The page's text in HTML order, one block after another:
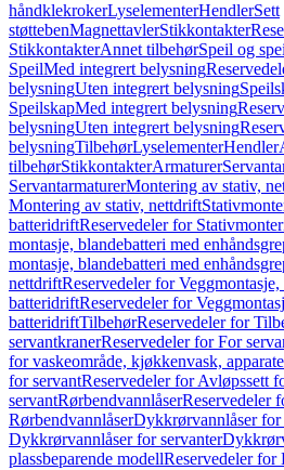
håndklekrokerLyselementerHendlerSett
støttebenMagnettavlerStikkontakter
StikkontakterAnnet tilbehørSpeil og
SpeilMed integrert belysning
belysningUten integrert belysning
SpeilskapMed integrert belysning
belysningUten integrert belysning
belysningTilbehørLyselementerHendler
tilbehørStikkontakterArmaturer
ServantarmaturerMontering av stativ,
Montering av stativ, nettdrift
batteridriftReservedeler for
montasje, blandebatteri med
montasje, blandebatteri med
nettdriftReservedeler for
batteridriftReservedeler for
batteridriftTilbehørReservedeler for
servantkranerReservedeler for For
for vaskeområde, kjøkkenvask,
for servantReservedeler for Avløpssett
servantRørbendvannlåserReservedeler
RørbendvannlåserDykkrørvannlåser for
Dykkrørvannlåser for servanter
plassbeparende modellReservedeler